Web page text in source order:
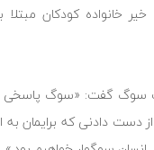
خیر خانواده کودکان
سوگ گفت: «سوگ پاسخی
دادنی که برایمان به